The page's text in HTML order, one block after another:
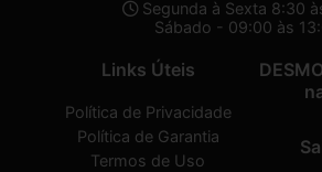
Segunda à Sexta 8:30
Sábado - 09:00 às
Links Úteis
Política de Privacidade
Política de Garantia
Termos de Uso